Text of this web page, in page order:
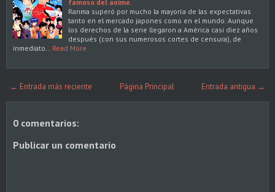
famoso del anime.
Ranma superó por mucho la mayoría de las expectativas
tanto en el mercado japones como en el mundo. Aunque
los derechos de la serie llegaron a América casi diez años
después (con sus numerosos cortes de censura), de
inmediato… Read More
← Entrada más reciente Entrada antigua →
Página Principal
0 comentarios:
Publicar un comentario